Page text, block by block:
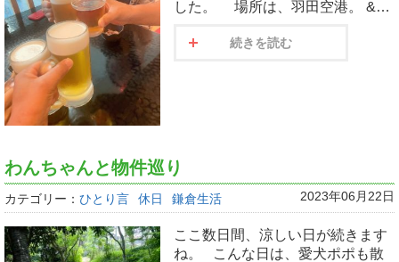
した。 場所は、羽田空港。 &…
続きを読む
わんちゃんと物件巡り
カテゴリー： ひとり言 休日 鎌倉生活 2023年06月22日
ここ数日間、涼しい日が続きます
ね。 こんな日は、愛犬ポポも散